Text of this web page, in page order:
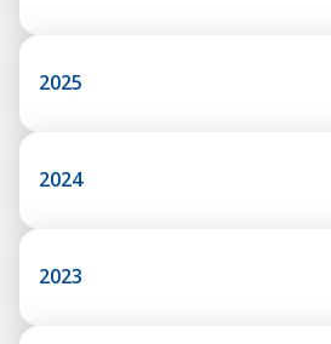
2025
2024
2023